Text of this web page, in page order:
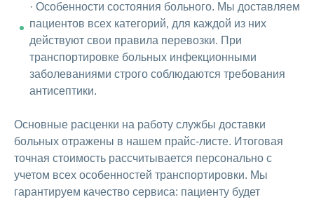
· Особенности состояния больного. Мы доставляем
пациентов всех категорий, для каждой из них
действуют свои правила перевозки. При
транспортировке больных инфекционными
заболеваниями строго соблюдаются требования
антисептики.
Основные расценки на работу службы доставки
больных отражены в нашем прайс-листе. Итоговая
точная стоимость рассчитывается персонально с
учетом всех особенностей транспортировки. Мы
гарантируем качество сервиса: пациенту будет